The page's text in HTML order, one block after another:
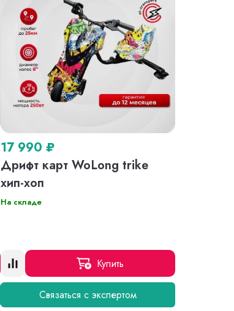
17 990₽
Дрифт карт WoLong trike
хип-хоп
На складе
Купить
Связаться с экспертом